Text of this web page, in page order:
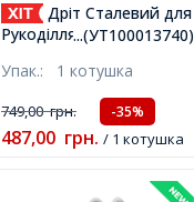
...(УТ100013740)
Дріт Сталевий для
Рукоділля, Нержавіюча
800м/котушка,
Упак.: 1 котушка
749,00грн. -35%
487,00 грн. / 1 котушка